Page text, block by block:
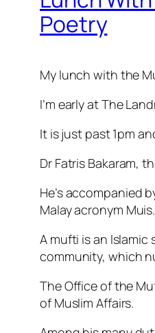
Poetry
My lunch with the
I’m early at The
It is just past 1pm
Dr Fatris Bakaram,
He’s accompanied
Malay acronym Muis.
A mufti is an
community, which
The Office of the
of Muslim Affairs.